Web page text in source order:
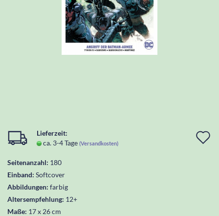
Lieferzeit:
ca. 3-4 Tage (Versandkosten)
Seitenanzahl: 180
Einband: Softcover
Abbildungen: farbig
Altersempfehlung: 12+
Maße: 17 x 26 cm